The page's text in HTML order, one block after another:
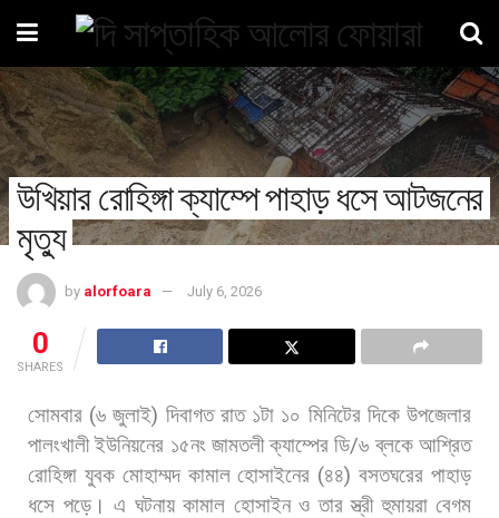
উখিয়ার রোহিঙ্গা ক্যাম্পে পাহাড় ধসে আটজনের
মৃত্যু
by alorfoara July 6, 2026
0
SHARES
সোমবার (৬ জুলাই) দিবাগত রাত ১টা ১০ মিনিটের দিকে উপজেলার
পালংখালী ইউনিয়নের ১৫নং জামতলী ক্যাম্পের ডি/৬ ব্লকে আশ্রিত
রোহিঙ্গা যুবক মোহাম্মদ কামাল হোসাইনের (৪৪)বসতঘরের পাহাড়
ধসে পড়ে। এ ঘটনায় কামাল হোসাইন ও তার স্ত্রী হুমায়রা বেগম